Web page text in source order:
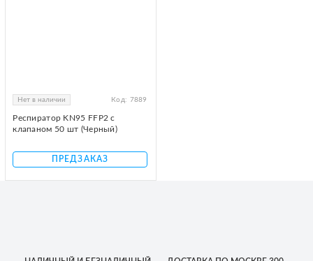
Нет в наличии Код: 7889
Респиратор KN95 FFP2 с
клапаном 50 шт (Черный)
ПРЕДЗАКАЗ